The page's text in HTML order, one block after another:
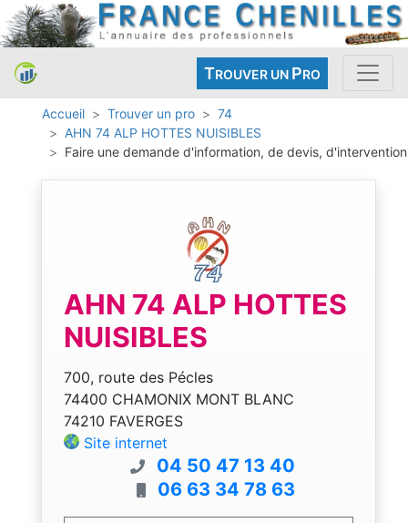
TROUVER UN PRO
Accueil Trouver un pro
74
AHN 74 ALP HOTTES NUISIBLES
Faire une demande d'information, de devis, d'intervention
AHN 74 ALP HOTTES
NUISIBLES
700, route des Pécles
74400 CHAMONIX MONT BLANC
74210 FAVERGES
Site internet
04 50 47 13 40
06 63 34 78 63